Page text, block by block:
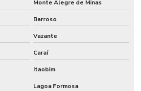
Monte Alegre de Minas
Barroso
Vazante
Caraí
Itaobim
Lagoa Formosa